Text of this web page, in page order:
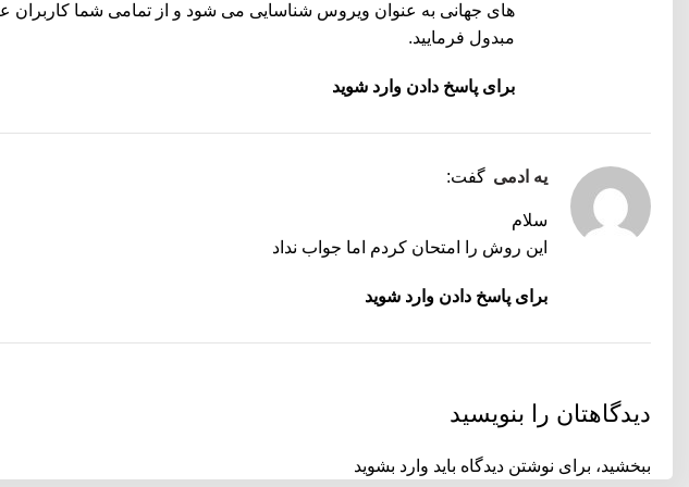
های جهانی به عنوان ویروس شناسایی می شود و از تمامی شما کاربران
مبدول فرمایید.
برای پاسخ دادن وارد شوید
یه ادمی گفت:
سلام
این روش را امتحان کردم اما جواب نداد
برای پاسخ دادن وارد شوید
دیدگاهتان را بنویسید
ببخشید، برای نوشتن دیدگاه باید وارد بشوید